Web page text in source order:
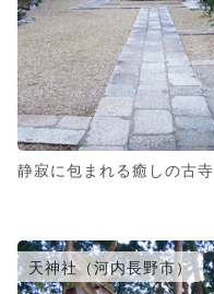
静寂に包まれる癒しの古寺
天神社（河内長野市）